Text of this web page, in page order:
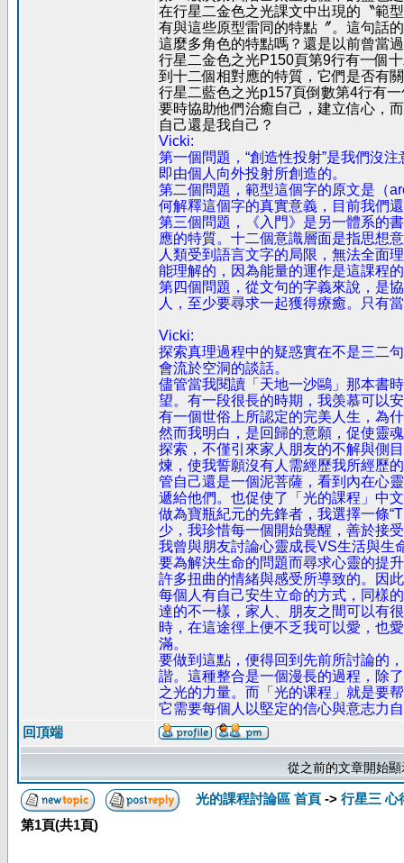
在行星二金色之光課文中出現的〝範
有與這些原型雷同的特點〞。這句話
這麼多角色的特點嗎？還是以前曾當
行星二金色之光P150頁第9行有一個
到十二個相對應的特質，它們是否有
行星二藍色之光p157頁倒數第4行有
要時協助他們治癒自己，建立信心，
自己還是我自己？
Vicki:
第一個問題，“創造性投射”是我們沒
即由個人向外投射所創造的。
第二個問題，範型這個字的原文是（
何解釋這個字的真實意義，目前我們
第三個問題，《入門》是另一體系的
應的特質。十二個意識層面是指思想
人類受到語言文字的局限，無法全面
能理解的，因為能量的運作是這課程
第四個問題，從文句的字義來說，是
人，至少要尋求一起獲得療癒。只有
Vicki:
探索真理過程中的疑惑實在不是三二
會流於空洞的談話。
儘管當我閱讀「天地一沙鷗」那本書
望。有一段很長的時期，我羡慕可以
有一個世俗上所認定的完美人生，為
然而我明白，是回歸的意願，促使靈
探索，不僅引來家人朋友的不解與側
煉，使我誓願沒有人需經歷我所經歷
管自己還是一個泥菩薩，看到內在心
遞給他們。也促使了「光的課程」中
做為寶瓶紀元的先鋒者，我選擇一條
少，我珍惜每一個開始覺醒，善於接
我曾與朋友討論心靈成長VS生活與生
要為解決生命的問題而尋求心靈的提
許多扭曲的情緒與感受所導致的。因
每個人有自己安生立命的方式，同樣
達的不一樣，家人、朋友之間可以有
時，在這途徑上便不乏我可以愛，也
滿。
要做到這點，便得回到先前所討論的
諧。這種整合是一個漫長的過程，除
之光的力量。而「光的课程」就是要
它需要每個人以堅定的信心與意志力
回頂端
從之前的文章開始
光的課程討論區 首頁 -> 行星三 心
第1頁(共1頁)